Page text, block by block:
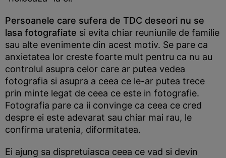
Persoanele care sufera de TDC deseori nu se
lasa fotografiate si evita chiar reuniunile de familie
sau alte evenimente din acest motiv. Se pare ca
anxietatea lor creste foarte mult pentru ca nu au
controlul asupra celor care ar putea vedea
fotografia si asupra a ceea ce le-ar putea trece
prin minte legat de ceea ce este in fotografie.
Fotografia pare ca ii convinge ca ceea ce cred
despre ei este adevarat sau chiar mai rau, le
confirma uratenia, diformitatea.
Ei ajung sa dispretuiasca ceea ce vad si devin